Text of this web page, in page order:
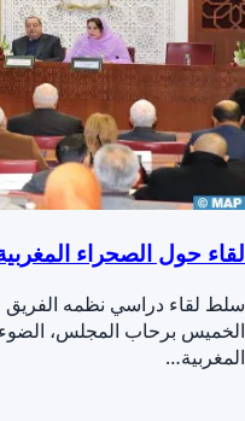
لقاء حول الصحراء
سلط لقاء دراسي نظمه الفريق
الخميس برحاب المجلس،
المغربية…